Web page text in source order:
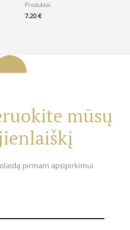
Produktai
7.20€
mūsų
pirmam apsipirkimui